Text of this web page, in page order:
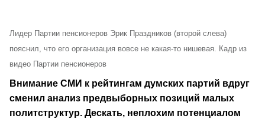
Лидер Партии пенсионеров Эрик Праздников (второй слева)
пояснил, что его организация вовсе не какая-то нишевая. Кадр из
видео Партии пенсионеров
Внимание СМИ к рейтингам думских партий вдруг
сменил анализ предвыборных позиций малых
политструктур. Дескать, неплохим потенциалом